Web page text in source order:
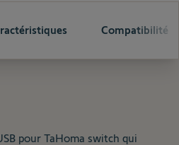
Compatibilité
pour TaHoma switch qui